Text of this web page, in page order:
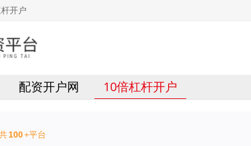
开户
配资开户网 10倍杠杆开户
100+平台